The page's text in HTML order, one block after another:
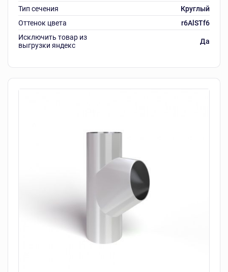
Тип сечения
Круглый
Оттенок цвета
r6AlSTf6
Исключить товар из
выгрузки яндекс
Да